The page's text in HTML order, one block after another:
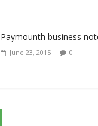
Paymounth business
June 23, 2015 0